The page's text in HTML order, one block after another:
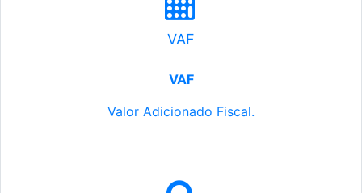
VAF
VAF
Valor Adicionado Fiscal.